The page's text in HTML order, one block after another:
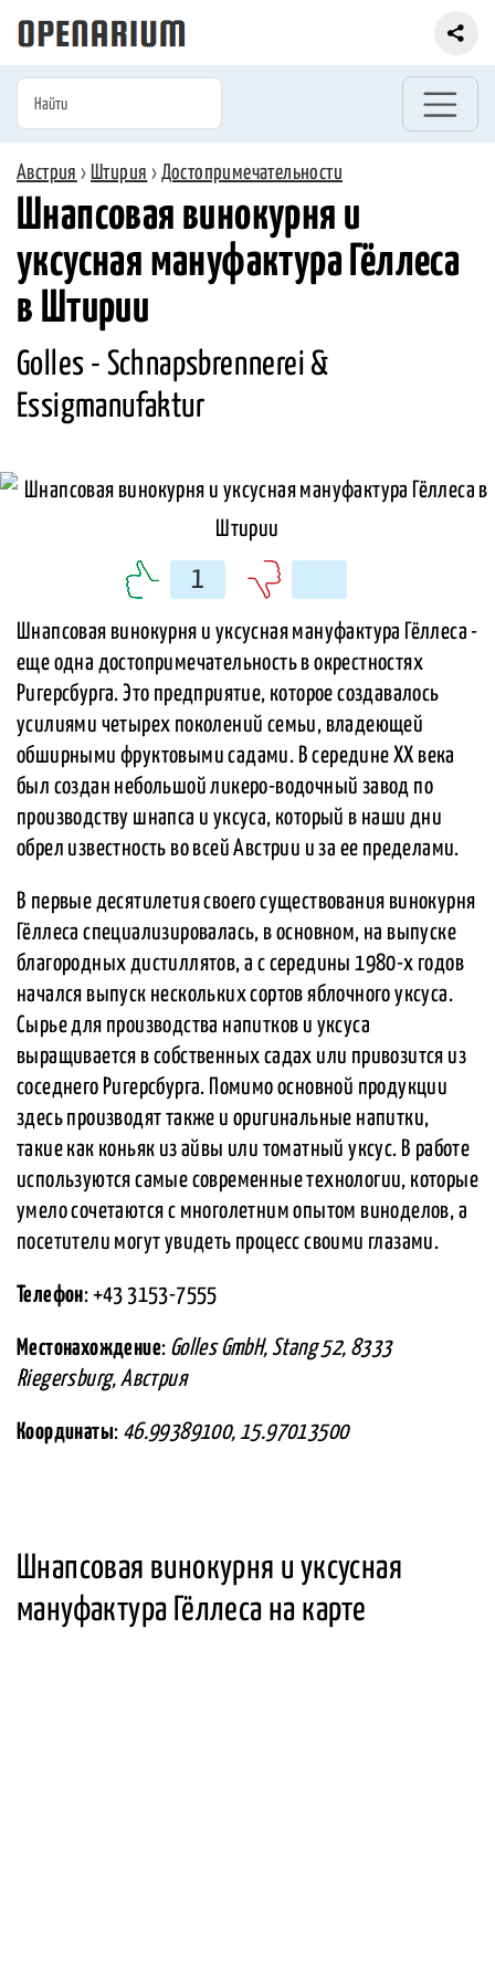
Австрия › Штирия › Достопримечательности
Шнапсовая винокурня и
уксусная мануфактура Гёллеса
в Штирии
Golles - Schnapsbrennerei &
Essigmanufaktur
1
Шнапсовая винокурня и уксусная мануфактура Гёллеса -
еще одна достопримечательность в окрестностях
Ригерсбурга. Это предприятие, которое создавалось
усилиями четырех поколений семьи, владеющей
обширными фруктовыми садами. В середине ХХ века
был создан небольшой ликеро-водочный завод по
производству шнапса и уксуса, который в наши дни
обрел известность во всей Австрии и за ее пределами.
В первые десятилетия своего существования винокурня
Гёллеса специализировалась, в основном, на выпуске
благородных дистиллятов, а с середины 1980-х годов
начался выпуск нескольких сортов яблочного уксуса.
Сырье для производства напитков и уксуса
выращивается в собственных садах или привозится из
соседнего Ригерсбурга. Помимо основной продукции
здесь производят также и оригинальные напитки,
такие как коньяк из айвы или томатный уксус. В работе
используются самые современные технологии, которые
умело сочетаются с многолетним опытом виноделов, а
посетители могут увидеть процесс своими глазами.
Телефон: +43 3153-7555
Местонахождение: Golles GmbH, Stang 52, 8333
Riegersburg, Австрия
Координаты: 46.99389100, 15.97013500
Шнапсовая винокурня и уксусная
мануфактура Гёллеса на карте